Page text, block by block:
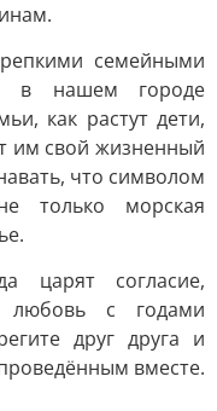
семейными
в нашем городе
как растут дети,
им свой жизненный
что символом
только морская
царят согласие,
с годами
друг друга и
вместе.